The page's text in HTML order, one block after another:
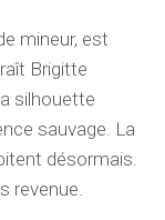
mineur, est
Brigitte
silhouette
sauvage. La
désormais.
revenue.